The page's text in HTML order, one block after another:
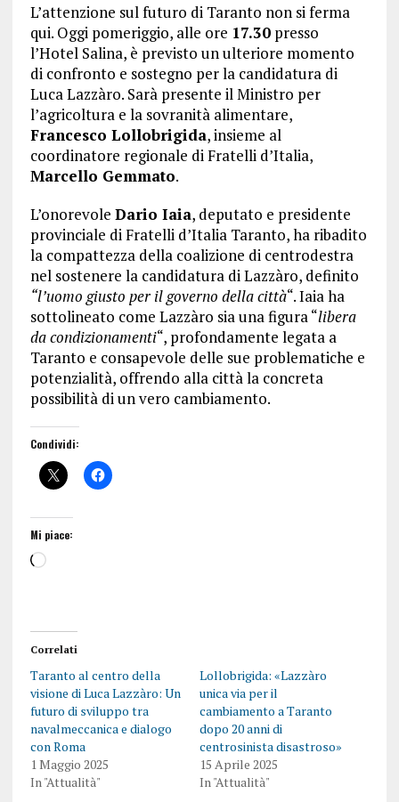
L’attenzione sul futuro di Taranto non si ferma
qui. Oggi pomeriggio, alle ore 17.30presso
l’Hotel Salina, è previsto un ulteriore momento
di confronto e sostegno per la candidatura di
Luca Lazzàro. Sarà presente il Ministro per
l’agricoltura e la sovranità alimentare,
Francesco Lollobrigida, insieme al
coordinatore regionale di Fratelli d’Italia,
Marcello Gemmato.
L’onorevole Dario Iaia, deputato e presidente
provinciale di Fratelli d’Italia Taranto, ha ribadito
la compattezza della coalizione di centrodestra
nel sostenere la candidatura di Lazzàro, definito
“l’uomo giusto per il governo della città“. Iaia ha
sottolineato come Lazzàro sia una figura “libera
da condizionamenti“, profondamente legata a
Taranto e consapevole delle sue problematiche e
potenzialità, offrendo alla città la concreta
possibilità di un vero cambiamento.
Condividi:
Mi piace:
Correlati
Taranto al centro della
visione di Luca Lazzàro: Un
futuro di sviluppo tra
navalmeccanica e dialogo
con Roma
1 Maggio 2025
In "Attualità"
Lollobrigida: «Lazzàro
unica via per il
cambiamento a Taranto
dopo 20 anni di
centrosinista disastroso»
15 Aprile 2025
In "Attualità"